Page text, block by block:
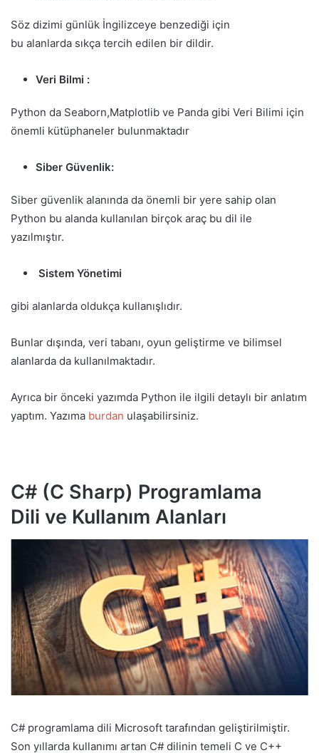
Söz dizimi günlük İngilizceye benzediği için
bu alanlarda sıkça tercih edilen bir dildir.
Veri Bilmi :
Python da Seaborn,Matplotlib ve Panda gibi Veri Bilimi için
önemli kütüphaneler bulunmaktadır
Siber Güvenlik:
Siber güvenlik alanında da önemli bir yere sahip olan
Python bu alanda kullanılan birçok araç bu dil ile
yazılmıştır.
Sistem Yönetimi
gibi alanlarda oldukça kullanışlıdır.
Bunlar dışında, veri tabanı, oyun geliştirme ve bilimsel
alanlarda da kullanılmaktadır.
Ayrıca bir önceki yazımda Python ile ilgili detaylı bir anlatım
yaptım. Yazıma burdan ulaşabilirsiniz.
C# (C Sharp) Programlama
Dili ve Kullanım Alanları
C# programlama dili Microsoft tarafından geliştirilmiştir.
Son yıllarda kullanımı artan C# dilinin temeli C ve C++